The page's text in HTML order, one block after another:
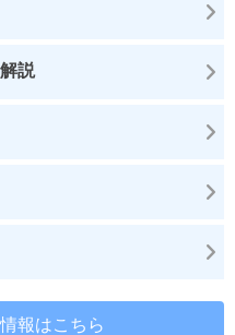
説
報はこちら